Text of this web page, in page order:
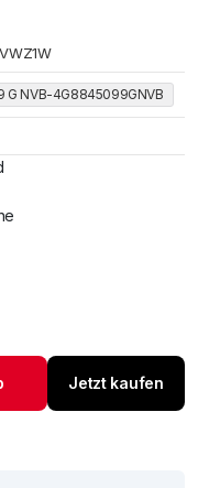
G NVB-4G8845099GNVB
Jetzt kaufen